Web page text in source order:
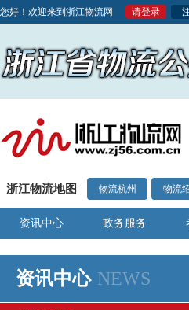
您好！欢迎来到浙江物流网 请登录
浙江物流地图 物流杭州 物流
资讯中心 政务服务
资讯中心 NEWS